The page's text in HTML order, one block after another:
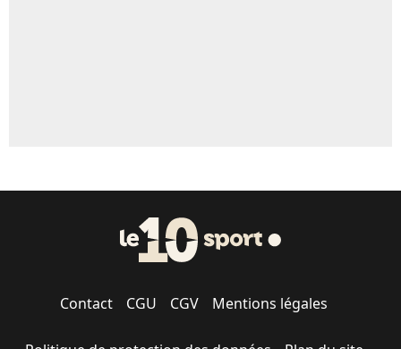
Contact CGU CGV Mentions légales